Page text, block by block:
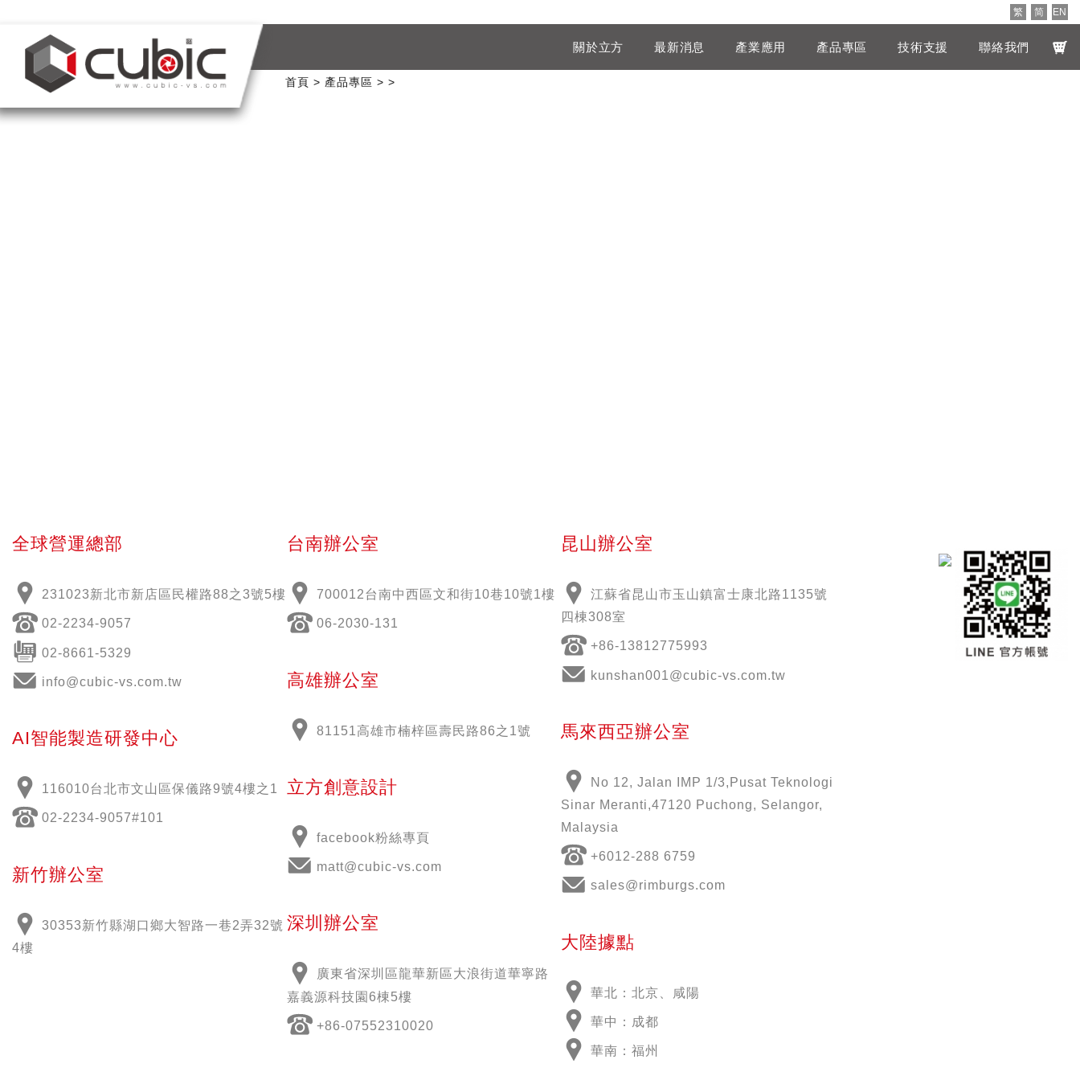
繁 简 EN
關於立方 最新消息 產業應用 產品專區 技術支援 聯絡我們
首頁 產品專區
全球營運總部
231023新北市新店區民權路88之3號5樓
02-2234-9057
02-8661-5329
info@cubic-vs.com.tw
AI智能製造研發中心
116010台北市文山區保儀路9號4樓之1
02-2234-9057#101
新竹辦公室
30353新竹縣湖口鄉大智路一巷2弄32號
4樓
台南辦公室
700012台南中西區文和街10巷10號1樓
06-2030-131
高雄辦公室
81151高雄市楠梓區壽民路86之1號
立方創意設計
facebook粉絲專頁
matt@cubic-vs.com
深圳辦公室
廣東省深圳區龍華新區大浪街道華寧路
嘉義源科技園6棟5樓
+86-07552310020
昆山辦公室
江蘇省昆山市玉山鎮富士康北路1135號
四棟308室
+86-13812775993
kunshan001@cubic-vs.com.tw
馬來西亞辦公室
No 12, Jalan IMP 1/3,Pusat Teknologi
Sinar Meranti,47120 Puchong, Selangor,
Malaysia
+6012-288 6759
sales@rimburgs.com
大陸據點
華北：北京、咸陽
華中：成都
華南：福州